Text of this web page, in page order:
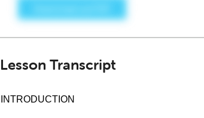
Lesson Transcript
INTRODUCTION